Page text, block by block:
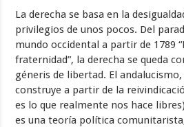
La derecha se basa en la
privilegios de unos pocos. Del
mundo occidental a partir de 1789
fraternidad”, la derecha se queda
géneris de libertad. El
construye a partir de la
es lo que realmente nos hace
es una teoría política